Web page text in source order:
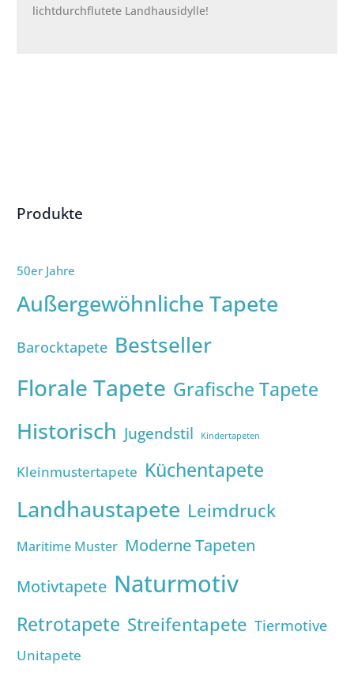
lichtdurchflutete Landhausidylle!
Produkte
50er Jahre
Außergewöhnliche Tapete
Barocktapete Bestseller
Florale Tapete Grafische Tapete
Historisch Jugendstil Kindertapeten
Kleinmustertapete Küchentapete
Landhaustapete Leimdruck
Maritime Muster Moderne Tapeten
Motivtapete Naturmotiv
Retrotapete Streifentapete Tiermotive
Unitapete